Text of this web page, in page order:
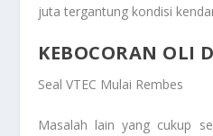
juta tergantung kondisi
KEBOCORAN OLI
Seal VTEC Mulai Rembes
Masalah lain yang cukup